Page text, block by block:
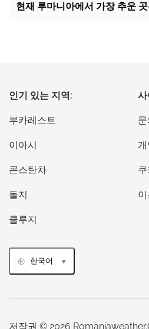
현재 루마니아에서 가장 추운
인기 있는 지역:
부카레스트
이아시
콘스탄차
돌지
클루지
사
한국어
저작권 © 2026